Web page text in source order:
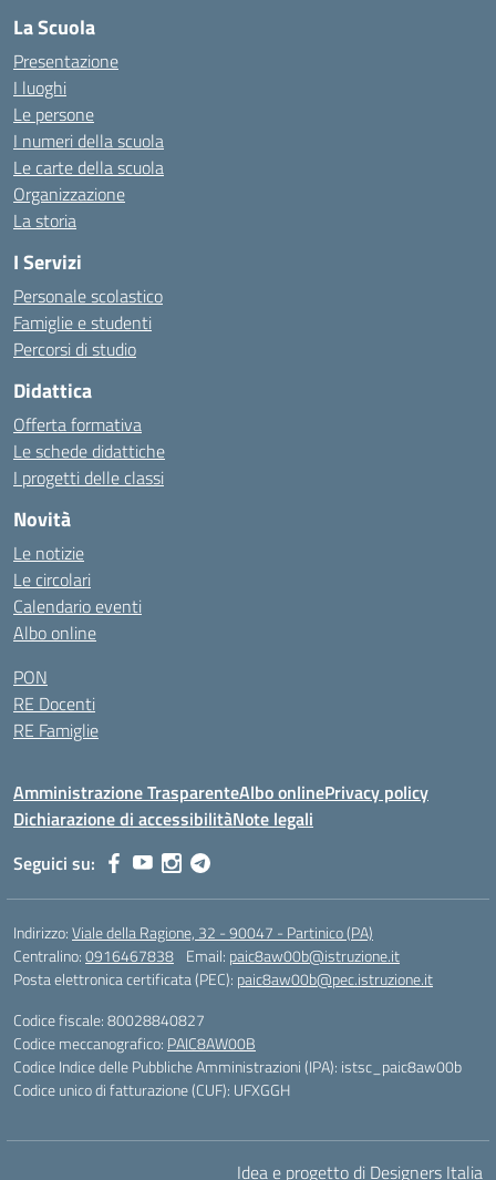
La Scuola
Presentazione
I luoghi
Le persone
I numeri della scuola
Le carte della scuola
Organizzazione
La storia
I Servizi
Personale scolastico
Famiglie e studenti
Percorsi di studio
Didattica
Offerta formativa
Le schede didattiche
I progetti delle classi
Novità
Le notizie
Le circolari
Calendario eventi
Albo online
PON
RE Docenti
RE Famiglie
Amministrazione TrasparenteAlbo onlinePrivacy policy
Dichiarazione di accessibilitàNote legali
Seguici su:
Indirizzo:Viale della Ragione, 32 - 90047 - Partinico (PA)
Centralino:0916467838 Email: paic8aw00b@istruzione.it
Posta elettronica certificata (PEC): paic8aw00b@pec.istruzione.it
Codice fiscale: 80028840827
Codice meccanografico: PAIC8AW00B
Codice Indice delle Pubbliche Amministrazioni (IPA): istsc_paic8aw00b
Codice unico di fatturazione (CUF): UFXGGH
Idea e progetto di Designers Italia